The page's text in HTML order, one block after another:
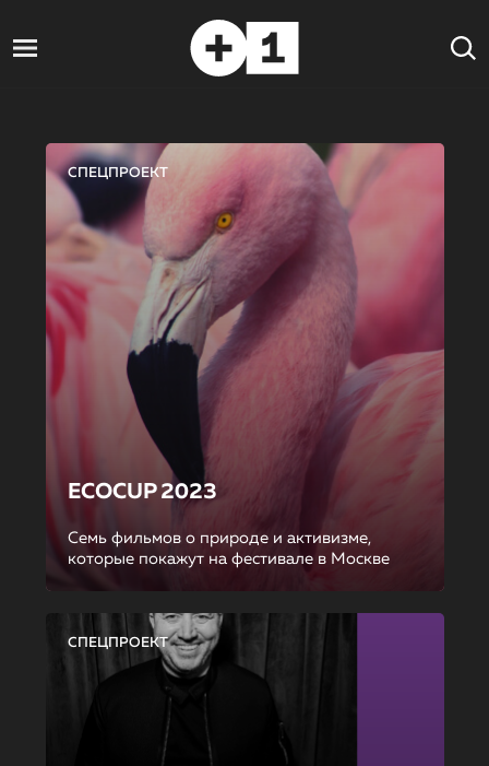
СПЕЦПРОЕКТ
ECOCUP 2023
Семь фильмов о природе и активизме,
которые покажут на фестивале в Москве
СПЕЦПРОЕКТ